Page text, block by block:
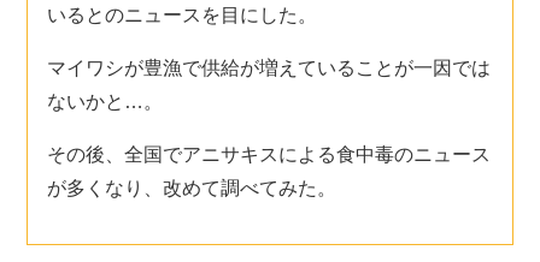
いるとのニュースを目にした。
マイワシが豊漁で供給が増えていることが一因では
ないかと…。
その後、全国でアニサキスによる食中毒のニュース
が多くなり、改めて調べてみた。